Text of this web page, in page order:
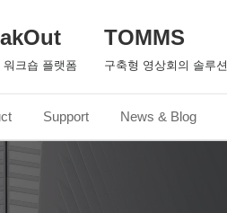
워크숍 플랫폼
TOMMS
구축형 영상회의 솔루션
Support News & Blog